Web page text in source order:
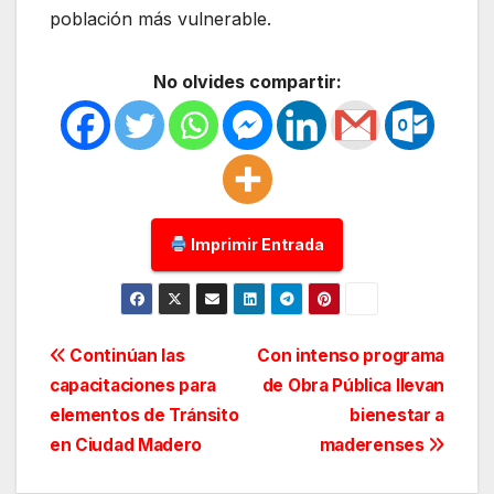
población más vulnerable.
No olvides compartir:
Imprimir Entrada
Navegación
de
entradas
Con intenso programa
de Obra Pública llevan
bienestar a
maderenses
Continúan las
capacitaciones para
elementos de Tránsito
en Ciudad Madero